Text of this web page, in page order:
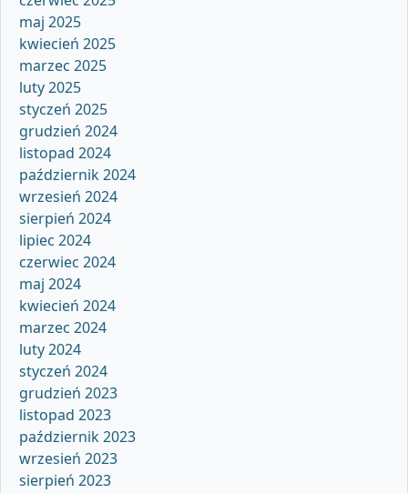
maj 2025
kwiecień 2025
marzec 2025
luty 2025
styczeń 2025
grudzień 2024
listopad 2024
październik 2024
wrzesień 2024
sierpień 2024
lipiec 2024
czerwiec 2024
maj 2024
kwiecień 2024
marzec 2024
luty 2024
styczeń 2024
grudzień 2023
listopad 2023
październik 2023
wrzesień 2023
sierpień 2023